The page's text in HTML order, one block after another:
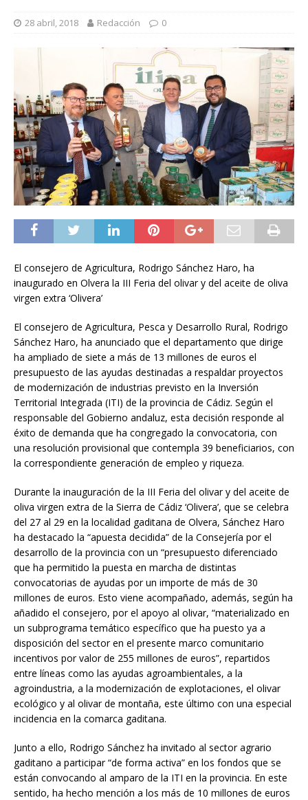
28 abril, 2018 Redacción 0
El consejero de Agricultura, Rodrigo Sánchez Haro, ha
inaugurado en Olvera la III Feria del olivar y del aceite de oliva
virgen extra ‘Olivera’
El consejero de Agricultura, Pesca y Desarrollo Rural, Rodrigo
Sánchez Haro, ha anunciado que el departamento que dirige
ha ampliado de siete a más de 13 millones de euros el
presupuesto de las ayudas destinadas a respaldar proyectos
de modernización de industrias previsto en la Inversión
Territorial Integrada (ITI) de la provincia de Cádiz. Según el
responsable del Gobierno andaluz, esta decisión responde al
éxito de demanda que ha congregado la convocatoria, con
una resolución provisional que contempla 39 beneficiarios, con
la correspondiente generación de empleo y riqueza.
Durante la inauguración de la III Feria del olivar y del aceite de
oliva virgen extra de la Sierra de Cádiz ‘Olivera’, que se celebra
del 27 al 29 en la localidad gaditana de Olvera, Sánchez Haro
ha destacado la “apuesta decidida” de la Consejería por el
desarrollo de la provincia con un “presupuesto diferenciado
que ha permitido la puesta en marcha de distintas
convocatorias de ayudas por un importe de más de 30
millones de euros. Esto viene acompañado, además, según ha
añadido el consejero, por el apoyo al olivar, “materializado en
un subprograma temático específico que ha puesto ya a
disposición del sector en el presente marco comunitario
incentivos por valor de 255 millones de euros”, repartidos
entre líneas como las ayudas agroambientales, a la
agroindustria, a la modernización de explotaciones, el olivar
ecológico y al olivar de montaña, este último con una especial
incidencia en la comarca gaditana.
Junto a ello, Rodrigo Sánchez ha invitado al sector agrario
gaditano a participar “de forma activa” en los fondos que se
están convocando al amparo de la ITI en la provincia. En este
sentido, ha hecho mención a los más de 10 millones de euros